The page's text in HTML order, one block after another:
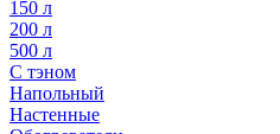
150 л
200 л
500 л
С тэном
Напольный
Настенные